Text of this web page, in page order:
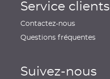
Service clients
Contactez-nous
Questions fréquentes
Suivez-nous